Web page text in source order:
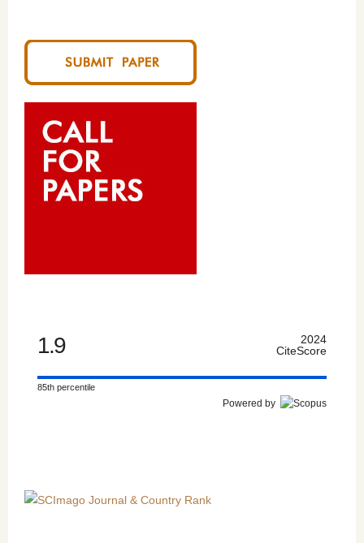
1.9
2024
CiteScore
85th percentile
Powered by